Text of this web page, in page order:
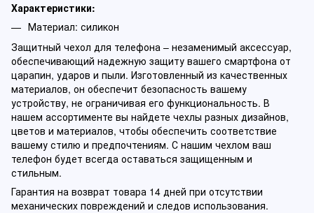
Характеристики:
Материал: силикон
Защитный чехол для телефона – незаменимый аксессуар,
обеспечивающий надежную защиту вашего смартфона от
царапин, ударов и пыли. Изготовленный из качественных
материалов, он обеспечит безопасность вашему
устройству, не ограничивая его функциональность. В
нашем ассортименте вы найдете чехлы разных дизайнов,
цветов и материалов, чтобы обеспечить соответствие
вашему стилю и предпочтениям. С нашим чехлом ваш
телефон будет всегда оставаться защищенным и
стильным.
Гарантия на возврат товара 14 дней при отсутствии
механических повреждений и следов использования.